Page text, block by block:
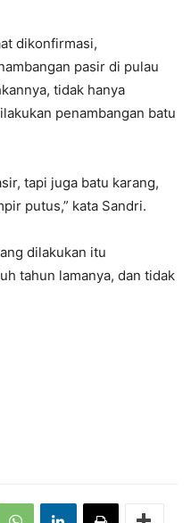
dikonfirmasi,
pasir di pulau
tidak hanya
penambangan batu
tapi juga batu karang,
putus,” kata Sandri.
dilakukan itu
tahun lamanya, dan tidak